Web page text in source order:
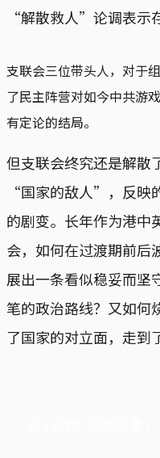
“解散救人”论调表示
支联会三位带头人，对于
了民主阵营对如今中共游
有定论的结局。
但支联会终究还是解
“国家的敌人”，反映
的剧变。长年作为港中
会，如何在过渡期前后
展出一条看似稳妥而坚
笔的政治路线？又如何
了国家的对立面，走到